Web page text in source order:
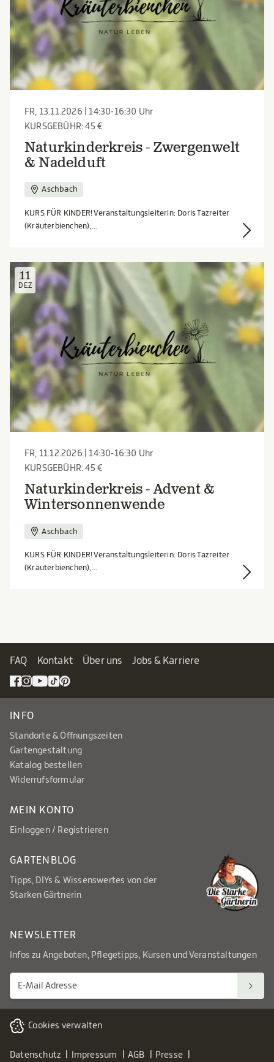
FR, 13.11.2026 | 14:30-16:30 Uhr
KURSGEBÜHR: 45 €
Naturkinderkreis - Zwergenwelt
& Nadelduft
Aschbach
KURS FÜR KINDER! Veranstaltungsleiterin: Doris Tazreiter
(Kräuterbienchen),...
11
DEZ
FR, 11.12.2026 | 14:30-16:30 Uhr
KURSGEBÜHR: 45 €
Naturkinderkreis - Advent &
Wintersonnenwende
Aschbach
KURS FÜR KINDER! Veranstaltungsleiterin: Doris Tazreiter
(Kräuterbienchen),...
FAQ Kontakt Über uns Jobs & Karriere
INFO
Standorte & Öffnungszeiten
Gartengestaltung
Katalog bestellen
Widerrufsformular
MEIN KONTO
Einloggen / Registrieren
GARTENBLOG
Tipps, DIYs & Wissenswertes von der
Starken Gärtnerin
NEWSLETTER
Infos zu Angeboten, Pflegetipps, Kursen und Veranstaltungen
Cookies verwalten
Datenschutz Impressum AGB Presse